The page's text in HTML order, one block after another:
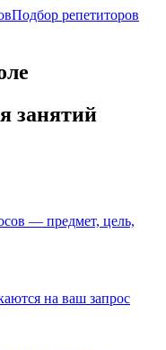
Подбор репетиторов
занятий
— предмет, цель,
на ваш запрос